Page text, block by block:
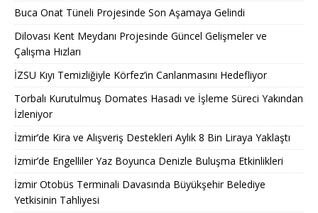
Buca Onat Tüneli Projesinde Son Aşamaya Gelindi
Dilovası Kent Meydanı Projesinde Güncel Gelişmeler ve
Çalışma Hızları
İZSU Kıyı Temizliğiyle Körfez’in Canlanmasını Hedefliyor
Torbalı Kurutulmuş Domates Hasadı ve İşleme Süreci Yakından
İzleniyor
İzmir’de Kira ve Alışveriş Destekleri Aylık 8 Bin Liraya Yaklaştı
İzmir’de Engelliler Yaz Boyunca Denizle Buluşma Etkinlikleri
İzmir Otobüs Terminali Davasında Büyükşehir Belediye
Yetkisinin Tahliyesi